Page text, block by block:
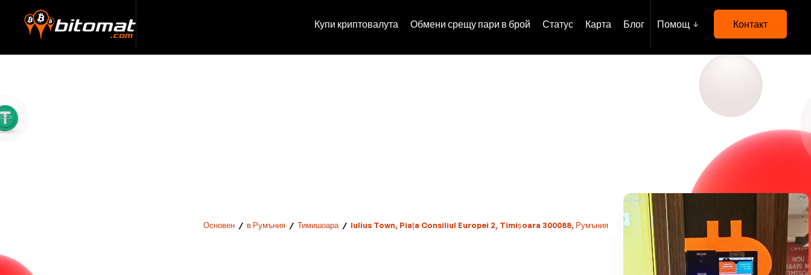
Купи криптовалута Обмени срещу пари в брой Статус Карта Блог Помощ Контакт
Основен / в Румъния / Тимишоара / Iulius Town, Piața Consiliul Europei 2, Timișoara 300088, Румъния